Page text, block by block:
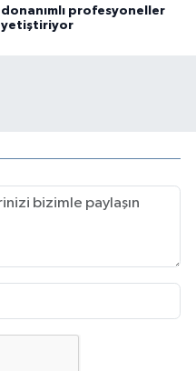
donanımlı profesyoneller
yetiştiriyor